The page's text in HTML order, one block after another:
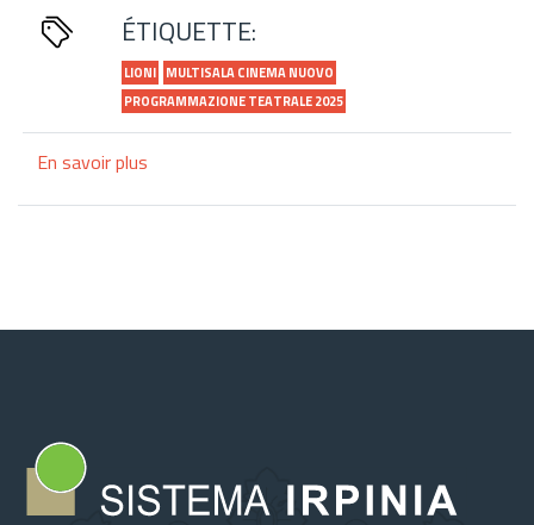
ÉTIQUETTE:
LIONI MULTISALA CINEMA NUOVO
PROGRAMMAZIONE TEATRALE 2025
En savoir plus
culturelle